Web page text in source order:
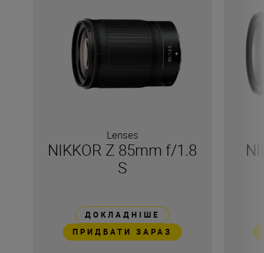
Lenses
NIKKOR Z 85mm f/1.8
S
ДОКЛАДНІШЕ
ПРИДБАТИ ЗАРАЗ